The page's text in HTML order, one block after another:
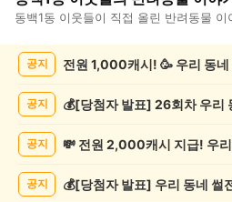
동백1동 이웃들이 직접 올린 반려동물 이
공지 전원 1,000캐시! 🥳 우리 동
공지
공지
공지